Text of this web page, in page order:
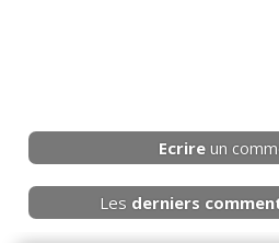
Ecrire un
Les derniers